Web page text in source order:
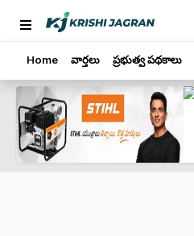
Home వార్తలు ప్రభుత్వ పథకాలు